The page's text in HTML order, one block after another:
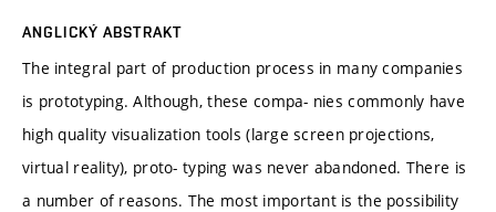
ANGLICKÝ ABSTRAKT
The integral part of production process in many companies
is prototyping. Although, these compa- nies commonly have
high quality visualization tools (large screen projections,
virtual reality), proto- typing was never abandoned. There is
a number of reasons. The most important is the possibility